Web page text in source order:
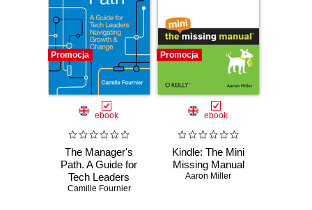
Promocja
ebook
The Manager's
Path. A Guide for
Tech Leaders
Navigating Growth
Camille Fournier
Promocja
ebook
Kindle: The Mini
Missing Manual
Aaron Miller